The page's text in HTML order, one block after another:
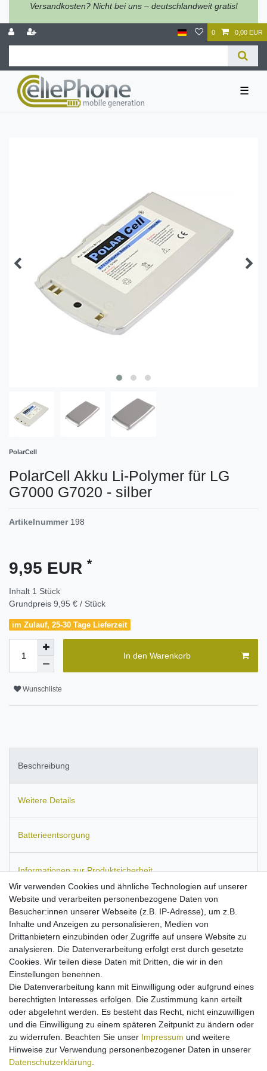
Versandkosten? Nicht bei uns – deutschlandweit gratis!
0 0,00 EUR
☰
PolarCell
PolarCell Akku Li-Polymer für LG
G7000 G7020 - silber
Artikelnummer 198
9,95 EUR *
Inhalt 1 Stück
Grundpreis 9,95 € / Stück
im Zulauf, 25-30 Tage Lieferzeit
In den Warenkorb
Wunschliste
Beschreibung
Weitere Details
Batterieentsorgung
Informationen zur Produktsicherheit
Passend für:LG G7000, G7020.Maße: ca. 71 x 41 x 6 mm.
Kapazität: 1000 mAh.
Stärkster erwerbbarer Akku dieser Modelle
Ausgestattet mit Qualitätszellen
geprüfte PolarCell-Qualitätsakkus
Kein Billigakku, sondern streng kontrollierte Markenware
nach allen EU-Normen
Überlade-, Hitze- und Kurzschlussschutz
Ladbar mit Originalnetzteil
High-End Li-Polymer Technologie: hohe Kapazität ohne
Memory-Effekt
Wir verwenden Cookies und ähnliche Technologien auf unserer
Website und verarbeiten personenbezogene Daten von
Besucher:innen unserer Webseite (z.B. IP-Adresse), um z.B.
Inhalte und Anzeigen zu personalisieren, Medien von
Drittanbietern einzubinden oder Zugriffe auf unsere Website zu
analysieren. Die Datenverarbeitung erfolgt erst durch gesetzte
Cookies. Wir teilen diese Daten mit Dritten, die wir in den
Einstellungen benennen.
Die Datenverarbeitung kann mit Einwilligung oder aufgrund eines
berechtigten Interesses erfolgen. Die Zustimmung kann erteilt
oder abgelehnt werden. Es besteht das Recht, nicht einzuwilligen
und die Einwilligung zu einem späteren Zeitpunkt zu ändern oder
zu widerrufen. Beachten Sie unser Impressum und weitere
Hinweise zur Verwendung personenbezogener Daten in unserer
Daten­schutz­erklärung